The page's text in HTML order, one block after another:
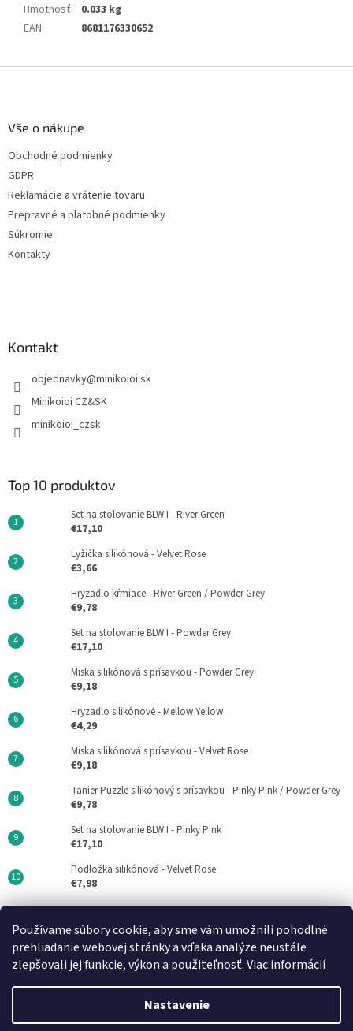
Používame súbory cookie, aby sme vám umožnili pohodlné
prehliadanie webovej stránky a vďaka analýze neustále
zlepšovali jej funkcie, výkon a použiteľnosť.Viac informácií
Nastavenie
Hmotnosť: 0.033 kg
EAN: 8681176330652
Vše o nákupe
Obchodné podmienky
GDPR
Reklamácie a vrátenie tovaru
Prepravné a platobné podmienky
Súkromie
Kontakty
Kontakt
objednavky@minikoioi.sk
Minikoioi CZ&SK
minikoioi_czsk
Top 10 produktov
Set na stolovanie BLW I - River Green
€17,10
Lyžička silikónová - Velvet Rose
€3,66
Hryzadlo kŕmiace - River Green / Powder Grey
€9,78
Set na stolovanie BLW I - Powder Grey
€17,10
Miska silikónová s prísavkou - Powder Grey
€9,18
Hryzadlo silikónové - Mellow Yellow
€4,29
Miska silikónová s prísavkou - Velvet Rose
€9,18
Tanier Puzzle silikónový s prísavkou - Pinky Pink / Powder Grey
€9,78
Set na stolovanie BLW I - Pinky Pink
€17,10
Podložka silikónová - Velvet Rose
€7,98
Minikoioi CZ DN FORMED Brno s.r.o Medela SK
Vytvoril Shoptet